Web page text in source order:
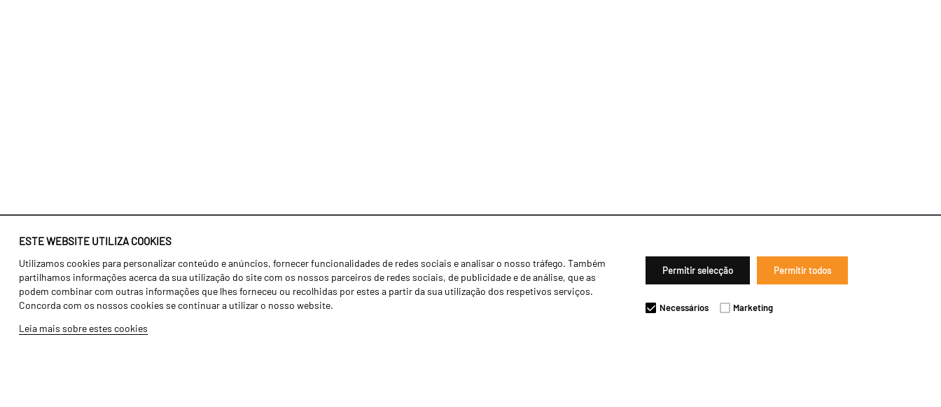
ESTE WEBSITE UTILIZA COOKIES
Utilizamos cookies para personalizar conteúdo e anúncios, fornecer funcionalidades de redes sociais e analisar o nosso tráfego. Também
partilhamos informações acerca da sua utilização do site com os nossos parceiros de redes sociais, de publicidade e de análise, que as
podem combinar com outras informações que lhes forneceu ou recolhidas por estes a partir da sua utilização dos respetivos serviços.
Concorda com os nossos cookies se continuar a utilizar o nosso website.
Leia mais sobre estes cookies
Permitir selecção Permitir todos
Necessários Marketing
Identidade
História
Fábrica / Produção
Recursos Humanos
Agricultura
Transportes
Gama Floresta
Notícias
Concessionários